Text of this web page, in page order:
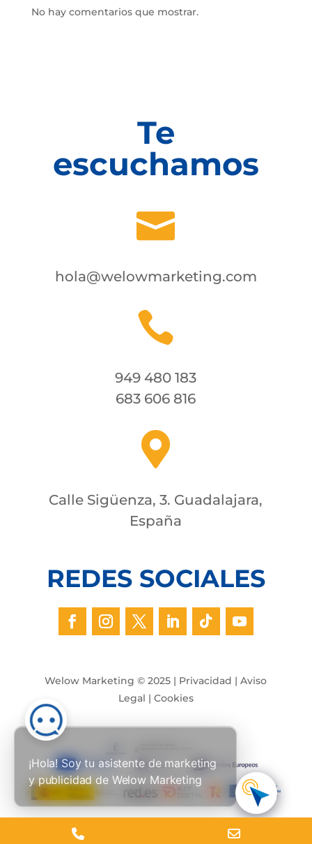
No hay comentarios que mostrar.
Te
escuchamos

hola@welowmarketing.com

949 480 183
683 606 816

Calle Sigüenza, 3. Guadalajara,
España
REDES SOCIALES
Welow Marketing © 2025 | Privacidad |Aviso
Legal | Cookies
¡Hola! Soy tu asistente de marketing
y publicidad de Welow Marketing